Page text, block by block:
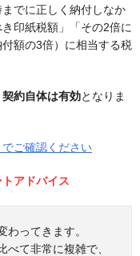
でに正しく納付しなか
印紙税額」「その2倍に
額の3倍）に相当する税
契約自体は有効となりま
ご確認ください
アドバイス
ってきます。
て非常に複雑で、